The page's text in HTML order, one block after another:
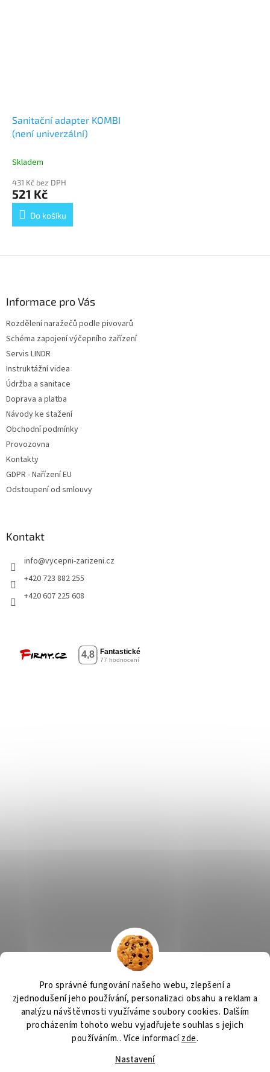
Pro správné fungování našeho webu, zlepšení a
zjednodušení jeho používání, personalizaci obsahu a reklam a
analýzu návštěvnosti využíváme soubory cookies. Dalším
procházením tohoto webu vyjadřujete souhlas s jejich
používáním.. Více informacízde.
Nastavení
Sanitační adapter KOMBI
(není univerzální)
Skladem
431 Kč bez DPH
521 Kč
Do košíku
Informace pro Vás
Rozdělení naražečů podle pivovarů
Schéma zapojení výčepního zařízení
Servis LINDR
Instruktážní videa
Údržba a sanitace
Doprava a platba
Návody ke stažení
Obchodní podmínky
Provozovna
Kontakty
GDPR - Nařízení EU
Odstoupení od smlouvy
Kontakt
info@vycepni-zarizeni.cz
+420 723 882 255
+420 607 225 608
Výčepní zařízení, chlazení na pivo, chlazení piva OSMO CZ
Barvy Příbram Obchodní podmínky GDPR
Vytvořil Shoptet